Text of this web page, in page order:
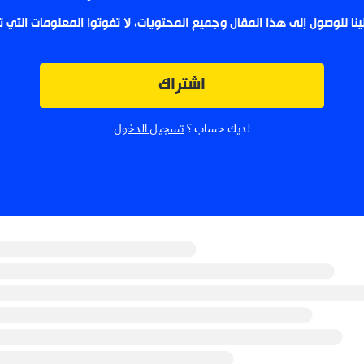
للوصول إلى هذا المقال وجميع المحتويات، لا تفوتوا المعلومات
اشتراك
لديك حساب ؟ تسجيل الدخول